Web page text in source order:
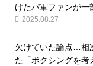
けたパ軍ファンが一
2025.08.27
欠けていた論点…相
た「ボクシングを考